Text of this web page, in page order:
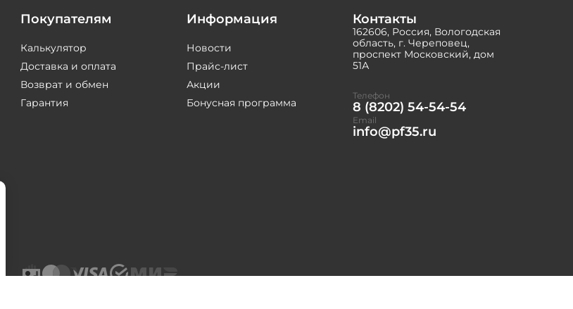
Покупателям
Калькулятор
Доставка и оплата
Возврат и обмен
Гарантия
Информация
Новости
Прайс-лист
Акции
Бонусная программа
Контакты
162606, Россия, Вологодская
область, г. Череповец,
проспект Московский, дом
51А
Телефон
8 (8202) 54-54-54
Email
info@pf35.ru